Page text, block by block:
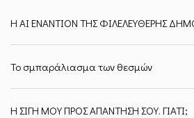
Η ΑΙ ΕΝΑΝΤΙΟΝ ΤΗΣ ΦΙΛΕΛΕΥΘΕΡΗΣ
Το σμπαράλιασμα των θεσμών
Η ΣΙΓΗ ΜΟΥ ΠΡΟΣ ΑΠΑΝΤΗΣΗ ΣΟΥ. ΓΙΑΤΙ;